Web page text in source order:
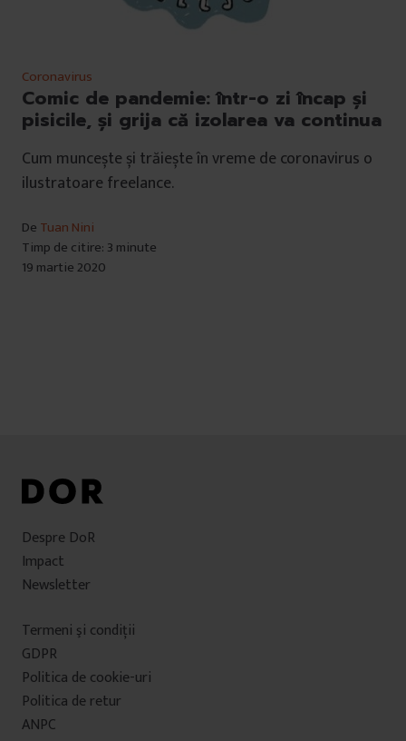
Coronavirus
Comic de pandemie: într-o zi încap și
pisicile, și grija că izolarea va continua
Cum muncește și trăiește în vreme de coronavirus o
ilustratoare freelance.
De Tuan Nini
Timp de citire: 3 minute
19 martie 2020
Despre DoR
Impact
Newsletter
Termeni şi condiţii
GDPR
Politica de cookie-uri
Politica de retur
ANPC